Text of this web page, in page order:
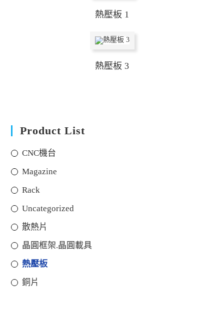
熱壓板 1
熱壓板 3
Product List
CNC機台
Magazine
Rack
Uncategorized
散熱片
晶圓框架.晶圓載具
熱壓板
銅片